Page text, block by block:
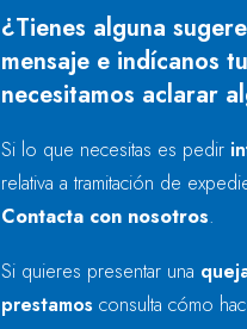
¿Tienes alguna
mensaje e indícanos
necesitamos aclarar
Si lo que necesitas es pedir
relativa a tramitación de
Contacta con nosotros.
Si quieres presentar una
prestamos consulta cómo